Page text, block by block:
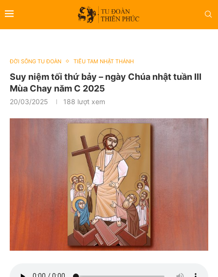
ĐỜI SỐNG TU ĐOÀN TIỂU TAM NHẬT THÁNH
Suy niệm tối thứ bảy – ngày Chúa nhật tuần III
Mùa Chay năm C 2025
20/03/2025 188 lượt xem